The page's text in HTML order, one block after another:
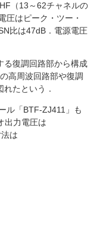
（13～62チャネルの
圧はピーク・ツー・
比は47dB．電源電圧
る復調回路部から構成
高周波回路部や復調
たという．
ル「BTF-ZJ411」も
出力電圧は
は